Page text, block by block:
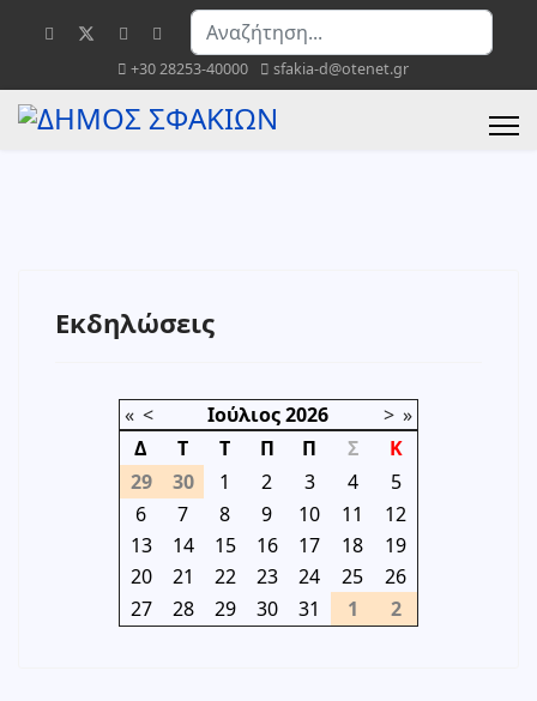
+30 28253-40000 sfakia-d@otenet.gr
Εκδηλώσεις
« < Ιούλιος2026 > »
Δ
Τ Τ Π Π Σ
Κ
29
30 1 2 3 4
5
6
7 8 9 10 11
12
13
14 15 16 17 18
19
20
21 22 23 24 25
26
27
28 29 30 31 1 2